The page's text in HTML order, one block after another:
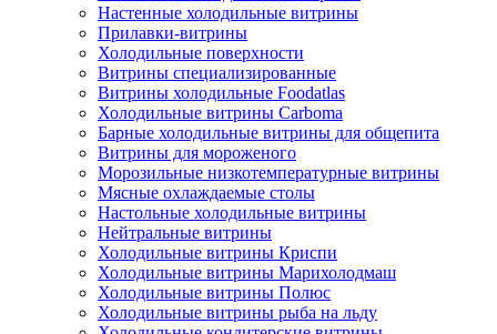
Настенные холодильные витрины
Прилавки-витрины
Холодильные поверхности
Витрины специализированные
Витрины холодильные Foodatlas
Холодильные витрины Carboma
Барные холодильные витрины для общепита
Витрины для мороженого
Морозильные низкотемпературные витрины
Мясные охлаждаемые столы
Настольные холодильные витрины
Нейтральные витрины
Холодильные витрины Криспи
Холодильные витрины Марихолодмаш
Холодильные витрины Полюс
Холодильные витрины рыба на льду